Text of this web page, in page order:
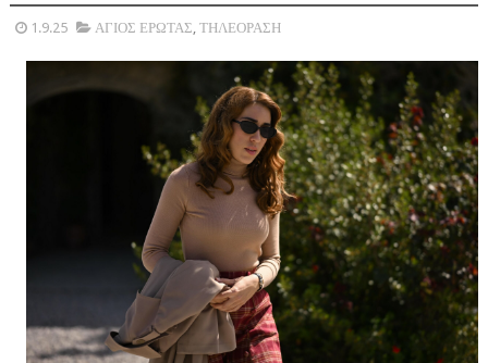
1.9.25 ΑΓΙΟΣ ΕΡΩΤΑΣ, ΤΗΛΕΟΡΑΣΗ